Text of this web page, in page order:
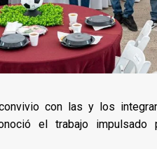
con las y los
el trabajo impulsado